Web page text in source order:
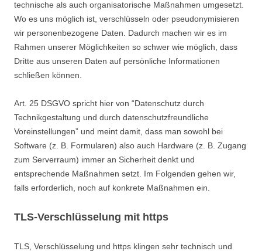
technische als auch organisatorische Maßnahmen umgesetzt.
Wo es uns möglich ist, verschlüsseln oder pseudonymisieren
wir personenbezogene Daten. Dadurch machen wir es im
Rahmen unserer Möglichkeiten so schwer wie möglich, dass
Dritte aus unseren Daten auf persönliche Informationen
schließen können.
Art. 25 DSGVO spricht hier von “Datenschutz durch
Technikgestaltung und durch datenschutzfreundliche
Voreinstellungen” und meint damit, dass man sowohl bei
Software (z. B. Formularen) also auch Hardware (z. B. Zugang
zum Serverraum) immer an Sicherheit denkt und
entsprechende Maßnahmen setzt. Im Folgenden gehen wir,
falls erforderlich, noch auf konkrete Maßnahmen ein.
TLS-Verschlüsselung mit https
TLS, Verschlüsselung und https klingen sehr technisch und